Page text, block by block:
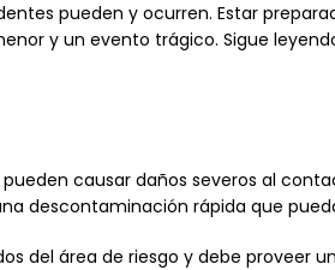
pueden y ocurren. Estar
y un evento trágico. Sigue
causar daños severos al
descontaminación rápida que
del área de riesgo y debe proveer